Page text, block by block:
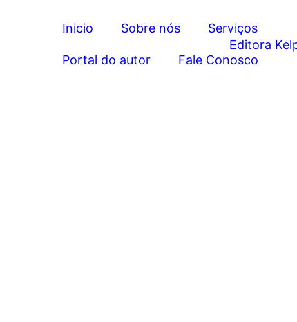
Inicio Sobre nós Serviços
Portal do autor Fale Conosco